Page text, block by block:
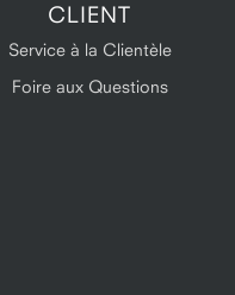
CLIENT
Service à la Clientèle
Foire aux Questions